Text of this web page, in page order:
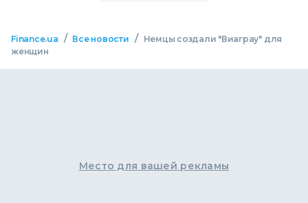
Finance.ua / Все новости /
Немцы создали "Виаграу" для
женщин
Место для вашей рекламы